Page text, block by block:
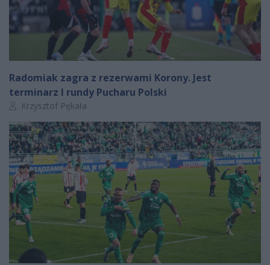
Radomiak zagra z rezerwami Korony. Jest
terminarz I rundy Pucharu Polski
Autor artykułu:
Krzysztof Pękała